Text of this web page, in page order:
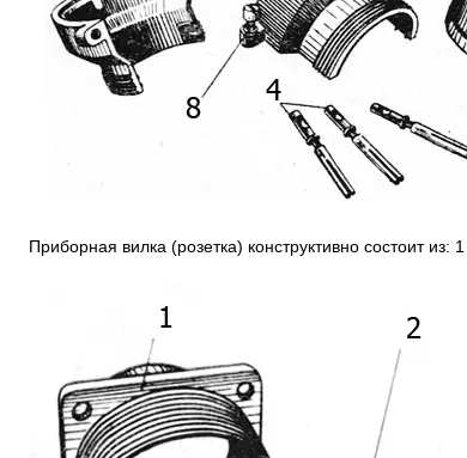
Приборная вилка (розетка) конструктивно состоит